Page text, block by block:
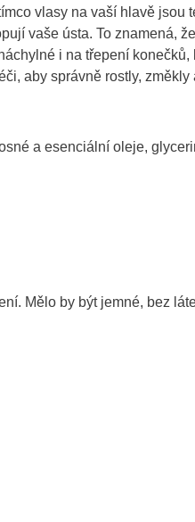
vlasy na vaší hlavě jsou
vaše ústa. To znamená,
i na třepení konečků,
aby správně rostly, změkly
a esenciální oleje,
Mělo by být jemné, bez